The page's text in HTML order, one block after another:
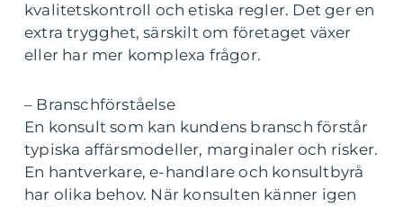
kvalitetskontroll och etiska regler. Det ger en
extra trygghet, särskilt om företaget växer
eller har mer komplexa frågor.
– Branschförståelse
En konsult som kan kundens bransch förstår
typiska affärsmodeller, marginaler och risker.
En hantverkare, e-handlare och konsultbyrå
har olika behov. När konsulten känner igen